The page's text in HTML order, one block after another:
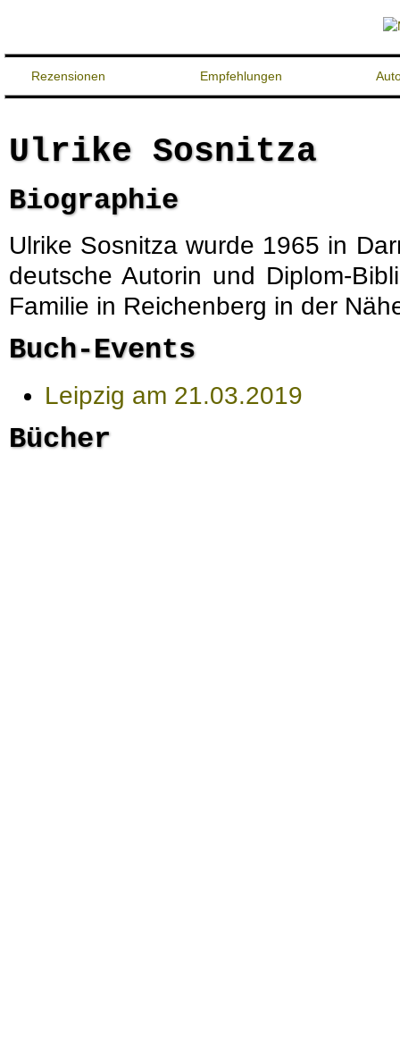
Rezensionen Empfehlungen
Ulrike Sosnitza
Biographie
Ulrike Sosnitza wurde 1965 in
deutsche Autorin und Diplom-
Familie in Reichenberg in der
Buch-Events
Leipzig am 21.03.2019
Bücher